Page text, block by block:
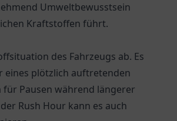
Umweltbewusstsein
Kraftstoffen führt.
des Fahrzeugs ab. Es
eines plötzlich auftretenden
für Pausen während längerer
Rush Hour kann es auch